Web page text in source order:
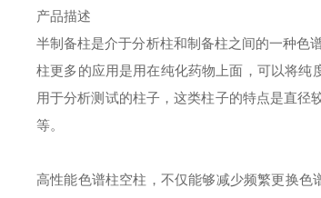
产品描述
半制备柱是介于分析柱和制备柱之间的一种色
柱更多的应用是用在纯化药物上面，可以将纯
用于分析测试的柱子，这类柱子的特点是直
等。
高性能色谱柱空柱，不仅能够减少频繁更换